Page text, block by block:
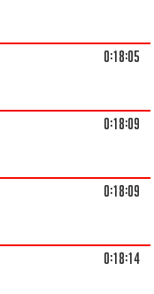
0:18:05
0:18:09
0:18:09
0:18:14